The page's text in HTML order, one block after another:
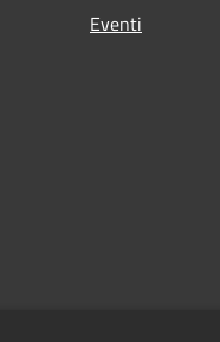
Eventi